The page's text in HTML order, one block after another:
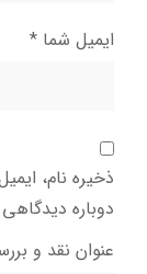
ایمیل شما *
ذخیره نام،
دوباره
عنوان نقد و